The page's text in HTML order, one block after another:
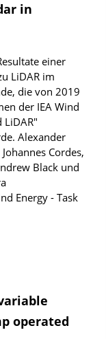
in
einer
LiDAR im
die von 2019
der IEA Wind
LiDAR"
Alexander
Cordes,
Black und
Energy - Task
operated